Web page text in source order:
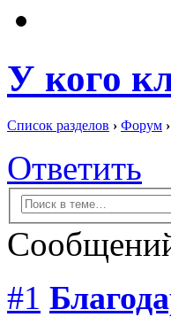
У кого
Список разделов › Форум ›
Ответить
#1